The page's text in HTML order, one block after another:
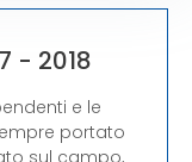
- 2018
e le
portato
sul campo,